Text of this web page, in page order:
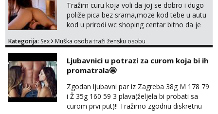
Tražim curu koja voli da joj se dobro i dugo
poliže pica bez srama,moze kod tebe u autu
kod u prirodi wc shoping centar bitno da je
jer nisam solo. Zgodan sam i diskretan,sliku
za brz dogovor Kontakt 0958759047
Kategorija: Sex Muška osoba traži žensku osobu
Ljubavnici u potrazi za curom koja bi ih
promatrala🤩
Zgodan ljubavni par iz Zagreba 38g M 178 79
i Ž 35g 160 59 3 plava(željela bi probati sa
curom prvi put)!! Tražimo zgodnu diskretnu